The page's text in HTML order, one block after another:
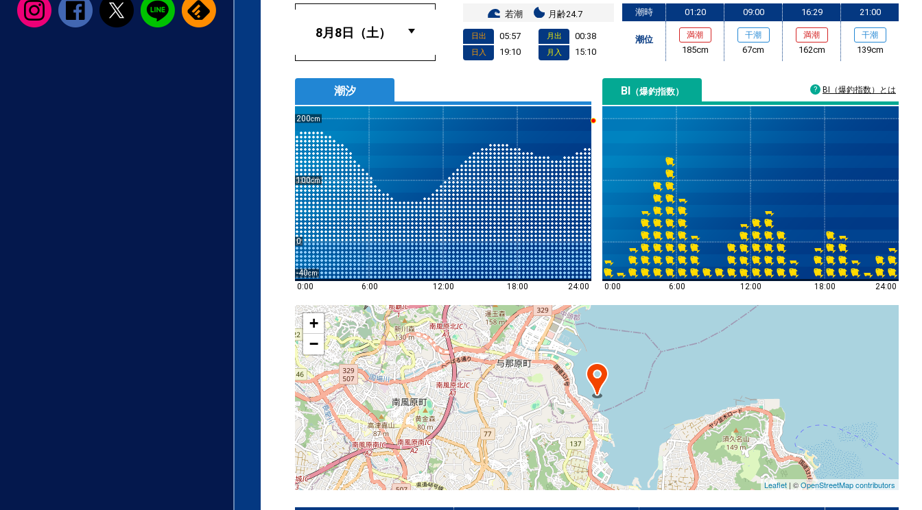
若潮 月齢24.7
日出 05:57
日入 19:10
月出 00:38
月入 15:10
潮時
潮位
01:20
満潮
185cm
09:00
干潮
67cm
16:29
満潮
162cm
21:00
干潮
139cm
潮汐
200
100
0
-40
0:00
6:00 12:00 18:00 24:00
BI （爆釣指数）
0:00 6:00 12:00 18:00 24:00
BI（爆釣指数）とは
+
−
Leaflet | ©OpenStreetMap contributors